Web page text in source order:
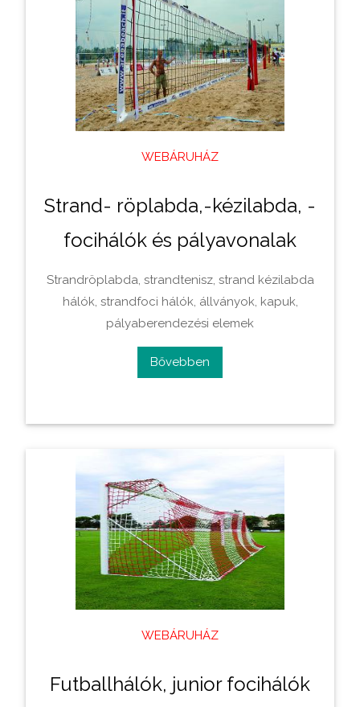
WEBÁRUHÁZ
Strand- röplabda,-kézilabda, -
focihálók és pályavonalak
Strandröplabda, strandtenisz, strand kézilabda
hálók, strandfoci hálók, állványok, kapuk,
pályaberendezési elemek
Bővebben
WEBÁRUHÁZ
Futballhálók, junior focihálók